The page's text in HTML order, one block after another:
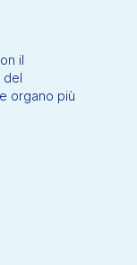
il
del
organo più